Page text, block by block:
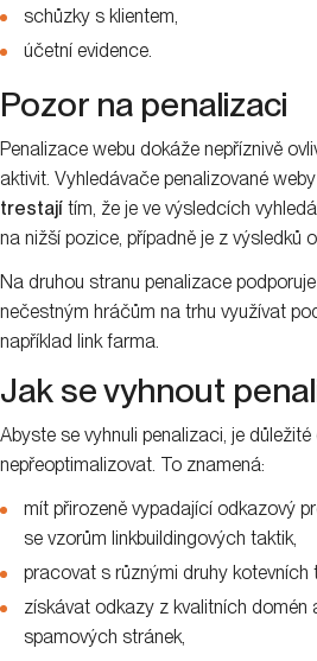
schůzky s klientem,
účetní evidence.
Pozor na penalizaci
Penalizace webu dokáže nepříznivě
aktivit. Vyhledávače penalizované weby
trestají tím, že je ve výsledcích
na nižší pozice, případně je z výsledků
Na druhou stranu penalizace
nečestným hráčům na trhu využívat
například link farma.
Jak se vyhnout
Abyste se vyhnuli penalizaci, je důležité
nepřeoptimalizovat. To znamená:
mít přirozeně vypadající odkazový
se vzorům linkbuildingových taktik,
pracovat s různými druhy kotevních
získávat odkazy z kvalitních domén
spamových stránek,